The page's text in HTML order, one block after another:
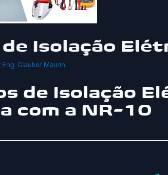
de Isolação
Eng. Glauber Maurin
de Isolação
com a NR-10